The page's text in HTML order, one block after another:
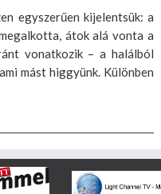
egyszerűen kijelentsük: a
átok alá vonta a
vonatkozik – a halálból
mást higgyünk. Különben